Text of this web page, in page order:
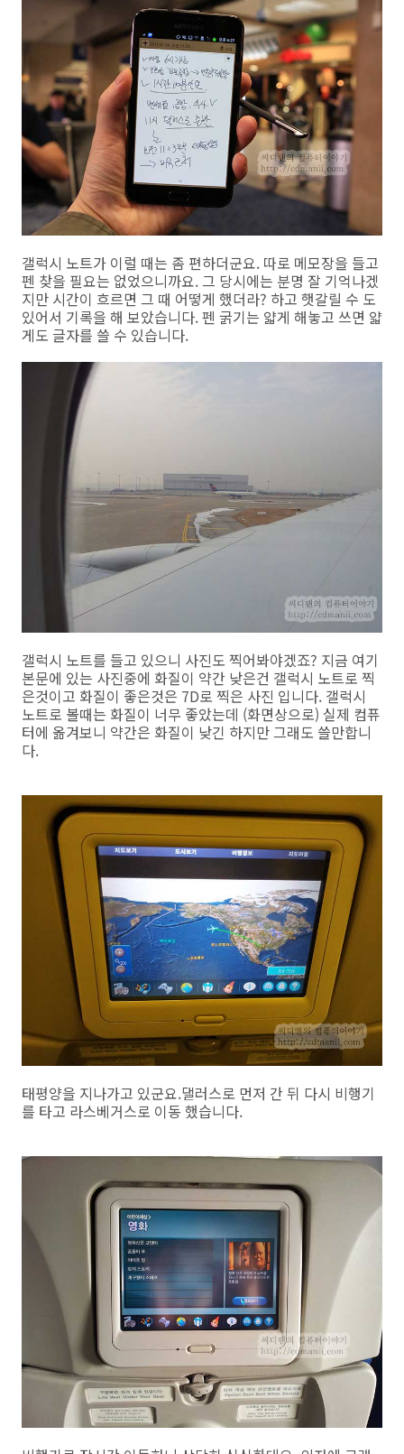
갤럭시 노트가 이럴 때는 좀 편하더군요. 따로 메모장을 들고
펜 찾을 필요는 없었으니까요. 그 당시에는 분명 잘 기억나겠
지만 시간이 흐르면 그 때 어떻게 했더라? 하고 햇갈릴 수 도
있어서 기록을 해 보았습니다. 펜 굵기는 얇게 해놓고 쓰면 얇
게도 글자를 쓸 수 있습니다.
갤럭시 노트를 들고 있으니 사진도 찍어봐야겠죠? 지금 여기
본문에 있는 사진중에 화질이 약간 낮은건 갤럭시 노트로 찍
은것이고 화질이 좋은것은 7D로 찍은 사진 입니다. 갤럭시
노트로 볼때는 화질이 너무 좋았는데 (화면상으로) 실제 컴퓨
터에 옮겨보니 약간은 화질이 낮긴 하지만 그래도 쓸만합니
다.
태평양을 지나가고 있군요.댈러스로 먼저 간 뒤 다시 비행기
를 타고 라스베거스로 이동 했습니다.